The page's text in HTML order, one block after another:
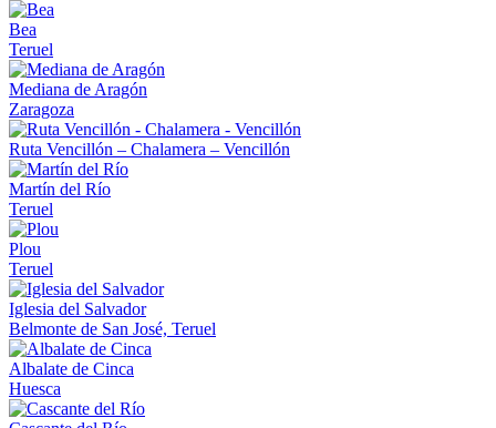
Bea
Teruel
Mediana de Aragón
Zaragoza
Ruta Vencillón – Chalamera – Vencillón
Martín del Río
Teruel
Plou
Teruel
Iglesia del Salvador
Belmonte de San José, Teruel
Albalate de Cinca
Huesca